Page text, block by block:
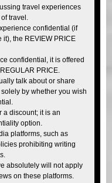
travel experiences
travel.
confidential (if
the REVIEW PRICE
confidential, it is offered
PRICE.
talk about or share
by whether you wish
a discount; it is an
option.
platforms, such as
prohibiting writing
absolutely will not apply
on these platforms.